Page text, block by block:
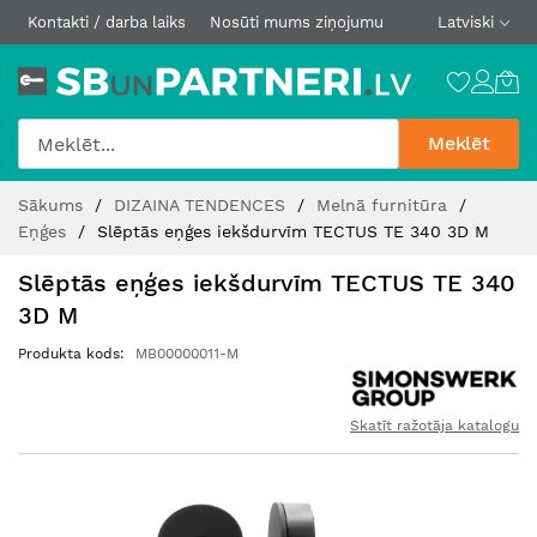
Kontakti / darba laiks Nosūti mums ziņojumu Latviski
Meklēt
Content
Sākums DIZAINA TENDENCES
Melnā furnitūra
Eņģes
Slēptās eņģes iekšdurvīm TECTUS TE 340 3D M
Slēptās eņģes iekšdurvīm TECTUS TE 340
3D M
Produkta kods MB00000011-M
Skatīt ražotāja katalogu